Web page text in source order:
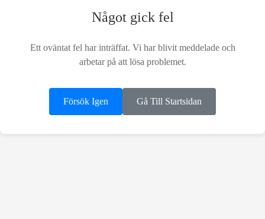
Något gick fel
Ett oväntat fel har inträffat. Vi har blivit meddelade och
arbetar på att lösa problemet.
Försök Igen Gå Till Startsidan